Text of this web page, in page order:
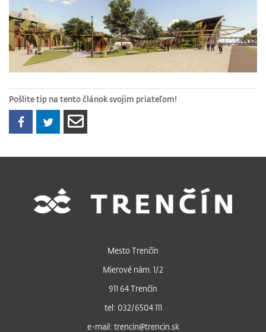
Pošlite tip na tento článok svojim priateľom!
Mesto Trenčín
Mierové nám. 1/2
911 64 Trenčín
tel: 032/6504 111
e-mail: trencin@trencin.sk